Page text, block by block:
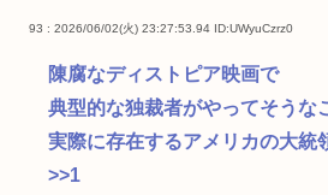
93 : 2026/06/02(火) 23:27:53.94 ID:UWyuCzrz0
陳腐なディストピア映画で
典型的な独裁者がやってそうな
実際に存在するアメリカの大統
>>1